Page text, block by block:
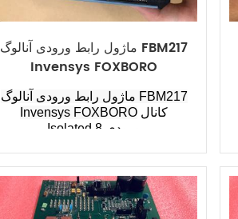
ماژول رابط ورودی آنالوگ FBM217
Invensys FOXBORO
ماژول رابط ورودی آنالوگ FBM217
Invensys FOXBORO
Isolated 8 ورودی